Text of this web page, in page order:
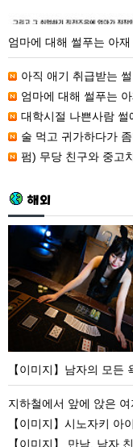
푸
는
엄마에 대해 썰푸는 아재
아직 애기 취급받는 썰
엄마에 대해 썰푸는 아
대학시절 나쁜사람 썰
술 먹고 귀가하다가
펌) 무당 친구와 중고
해외
【이
지】
남
자
모
든
심
을
【이미지】남자의 모든 욕심을 충족시키는 가
지하철에서 앞에 앉은
【이미지】시노자키 아
【이미지】 만남, 남자 친구